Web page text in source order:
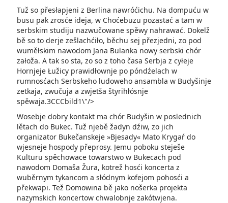
Tuž so přesłapjeni z Berlina nawróćichu. Na dompuću w
busu pak zrosće ideja, w Choćebuzu pozastać a tam w
serbskim studiju nazwučowane spěwy nahrawać. Dokelž
bě so to derje zešlachćiło, běchu sej přezjedni, zo pod
wuměłskim nawodom Jana Bulanka nowy serbski chór
załoža. A tak so sta, zo so z toho časa Serbja z cyłeje
Hornjeje Łužicy prawidłownje po póndźelach w
rumnosćach Serbskeho ludoweho ansambla w Budyšinje
zetkaja, zwučuja a zwjetša štyrihłósnje
spěwaja.3CCCbild1\"/>
Wosebje dobry kontakt ma chór Budyšin w poslednich
lětach do Bukec. Tuž njebě žadyn dźiw, zo jich
organizator Bukečanskeje »Bjesady« Mato Krygaŕ do
wjesneje hospody přeprosy. Jemu poboku steješe
Kulturu spěchowace towarstwo w Bukecach pod
nawodom Domaša Žura, kotrež hosći koncerta z
wuběrnym tykancom a słódnym kofejom pohosći a
překwapi. Tež Domowina bě jako nošerka projekta
nazymskich koncertow chwalobnje zakótwjena.